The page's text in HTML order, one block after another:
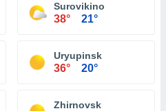
Surovikino
38° 21°
Uryupinsk
36° 20°
Zhirnovsk